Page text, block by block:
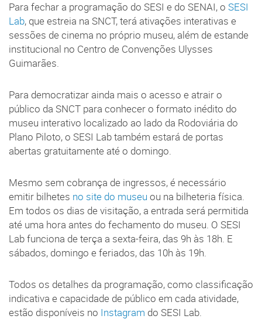
Para fechar a programação do SESI e do SENAI, o SESI
Lab, que estreia na SNCT, terá ativações interativas e
sessões de cinema no próprio museu, além de estande
institucional no Centro de Convenções Ulysses
Guimarães.
Para democratizar ainda mais o acesso e atrair o
público da SNCT para conhecer o formato inédito do
museu interativo localizado ao lado da Rodoviária do
Plano Piloto, o SESI Lab também estará de portas
abertas gratuitamente até o domingo.
Mesmo sem cobrança de ingressos, é necessário
emitir bilhetes no site do museu ou na bilheteria física.
Em todos os dias de visitação, a entrada será permitida
até uma hora antes do fechamento do museu. O SESI
Lab funciona de terça a sexta-feira, das 9h às 18h. E
sábados, domingo e feriados, das 10h às 19h.
Todos os detalhes da programação, como classificação
indicativa e capacidade de público em cada atividade,
estão disponíveis no Instagram do SESI Lab.